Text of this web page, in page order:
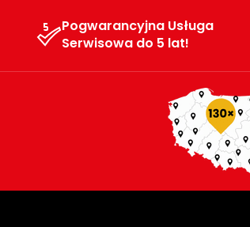
Pogwarancyjna Usługa
Serwisowa do 5 lat!